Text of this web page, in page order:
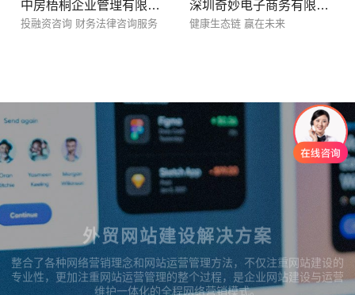
中房梧桐企业管理有限公司-梧桐俱乐部
投融资咨询 财务法律咨询服务
深圳奇妙电子商务有限公司
健康生态链 赢在未来
外贸网站建设解决方案
整合了各种网络营销理念和网站运营管理方法，不仅注重网站建设的
专业性，更加注重网站运营管理的整个过程，是企业网站建设与运营
维护一体化的全程网络营销模式。